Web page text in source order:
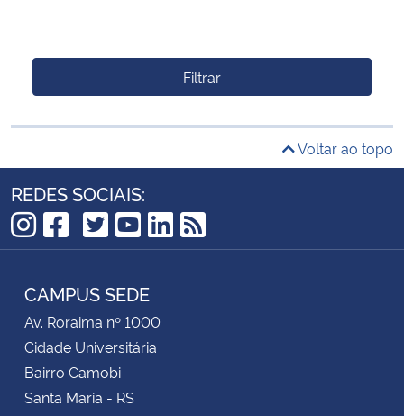
Filtrar
Voltar ao topo
REDES SOCIAIS:
Instagram
Facebook
TikTok
Twitter
YouTube
LinkedIn
RSS
CAMPUS SEDE
Av. Roraima nº 1000
Cidade Universitária
Bairro Camobi
Santa Maria - RS